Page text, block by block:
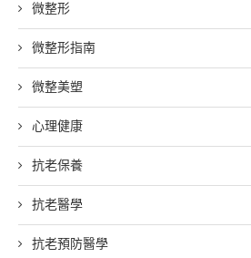
微整形
微整形指南
微整美塑
心理健康
抗老保養
抗老醫學
抗老預防醫學